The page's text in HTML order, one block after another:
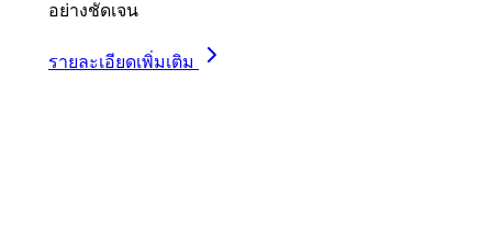
อย่างชัดเจน
รายละเอียดเพิ่มเติม